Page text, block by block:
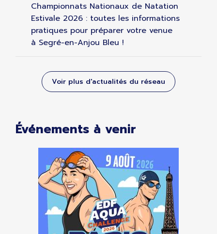
Championnats Nationaux de Natation
Estivale 2026 : toutes les informations
pratiques pour préparer votre venue
à Segré-en-Anjou Bleu !
Voir plus d'actualités du réseau
Événements à venir